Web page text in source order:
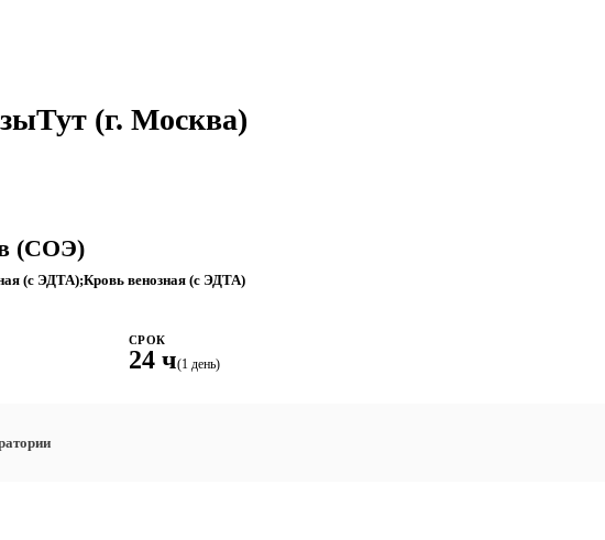
(г. Москва)
(СОЭ)
(с ЭДТА);Кровь венозная (с ЭДТА)
СРОК
24 ч(1 день)